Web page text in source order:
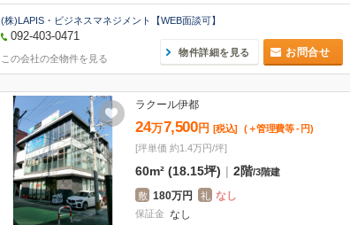
(株)LAPIS・ビジネスマネジメント【WEB面談可】
092-403-0471
この会社の全物件を見る
物件詳細を見る お問合せ
ラクール伊都
24万7,500 円 [税込] (＋管理費等 - 円)
[坪単価 約1.4万円/坪]
60m² (18.15坪) | 2階/3階建
敷 180万円 礼 なし
保証金 なし